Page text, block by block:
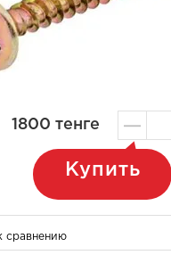
1800 тенге
Купить
сравнению